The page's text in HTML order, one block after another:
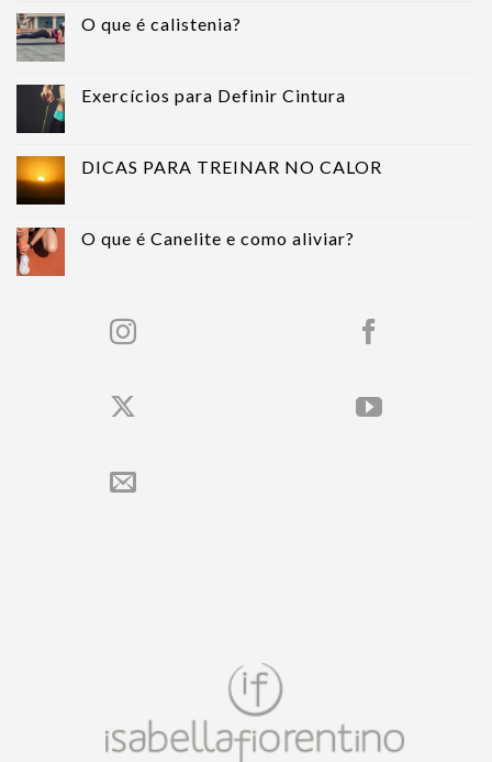
O que é calistenia?
Exercícios para Definir Cintura
DICAS PARA TREINAR NO CALOR
O que é Canelite e como aliviar?